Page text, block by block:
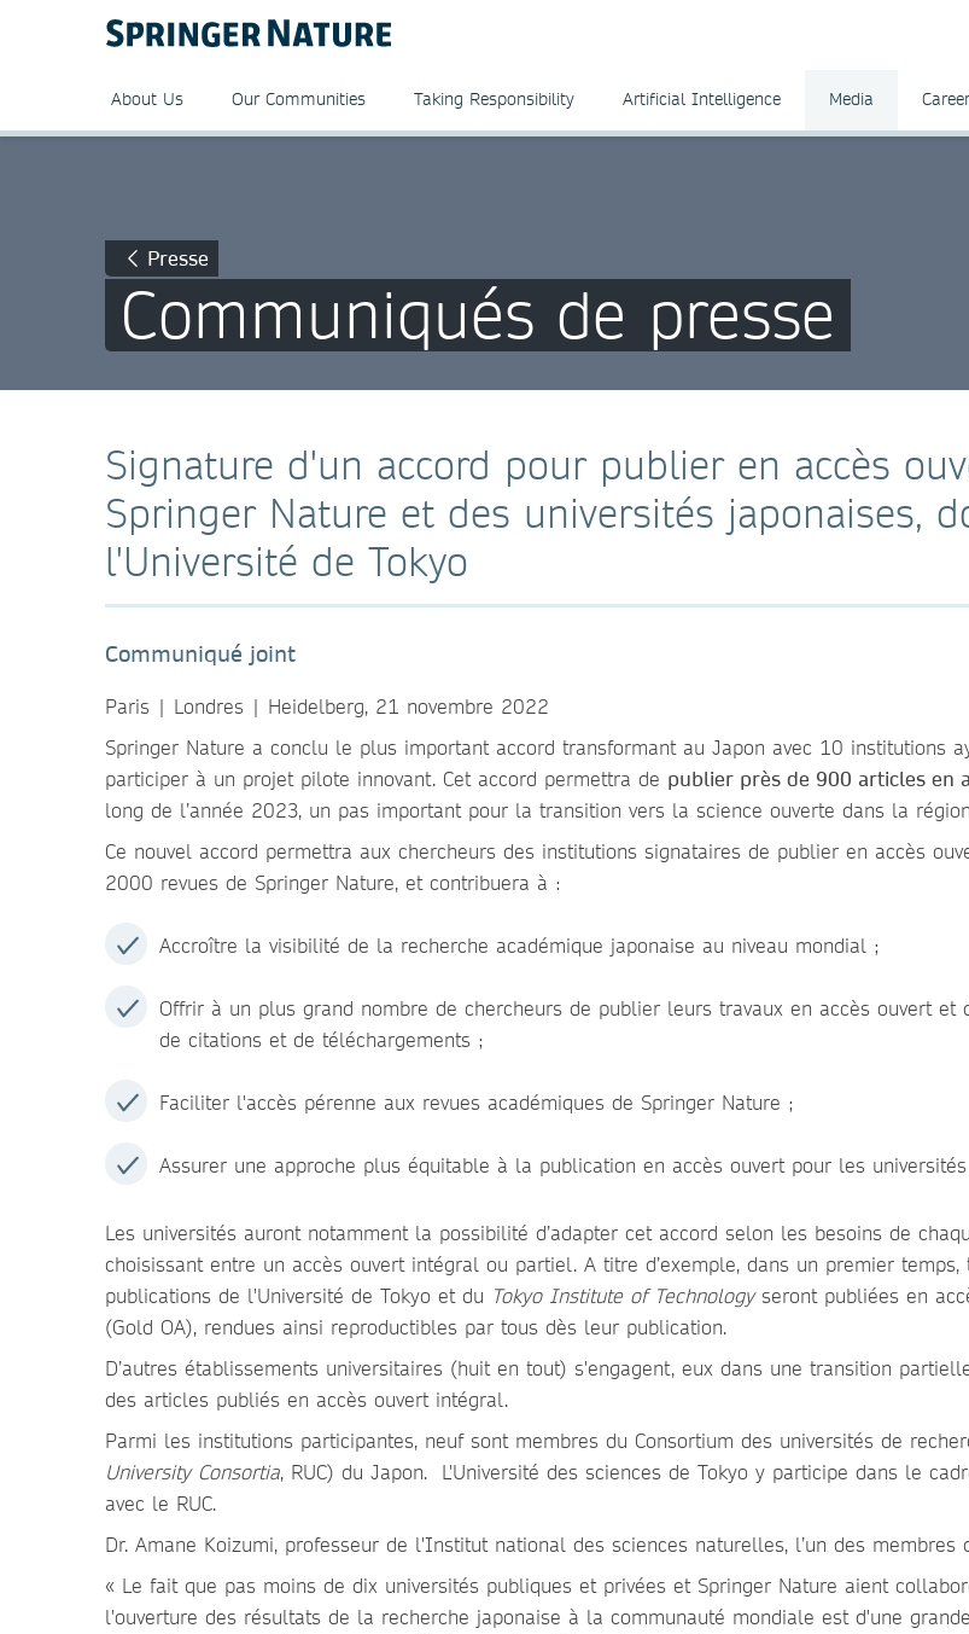
About Us Our Communities Taking Responsibility Artificial Intelligence Media
Presse
Communiqués de presse
Signature d'un accord pour publier en accès
Springer Nature et des universités japonaises,
l'Université de Tokyo
Communiqué joint
Paris | Londres | Heidelberg, 21 novembre 2022
Springer Nature a conclu le plus important accord transformant au Japon avec 10 institutions
participer à un projet pilote innovant. Cet accord permettra de publier près de 900 articles en
long de l’année 2023, un pas important pour la transition vers la science ouverte dans la
Ce nouvel accord permettra aux chercheurs des institutions signataires de publier en accès
2000 revues de Springer Nature, et contribuera à :
Accroître la visibilité de la recherche académique japonaise au niveau mondial ;
Offrir à un plus grand nombre de chercheurs de publier leurs travaux en accès ouvert et
de citations et de téléchargements ;
Faciliter l'accès pérenne aux revues académiques de Springer Nature ;
Assurer une approche plus équitable à la publication en accès ouvert pour les
Les universités auront notamment la possibilité d’adapter cet accord selon les besoins de
choisissant entre un accès ouvert intégral ou partiel. A titre d’exemple, dans un premier temps,
publications de l'Université de Tokyo et du Tokyo Institute of Technologyseront publiées en
(Gold OA), rendues ainsi reproductibles par tous dès leur publication.
D’autres établissements universitaires (huit en tout) s'engagent, eux dans une transition
des articles publiés en accès ouvert intégral.
Parmi les institutions participantes, neuf sont membres du Consortium des universités de
University Consortia, RUC) du Japon. L'Université des sciences de Tokyo y participe dans le
avec le RUC.
Dr. Amane Koizumi, professeur de l'Institut national des sciences naturelles, l’un des membres
« Le fait que pas moins de dix universités publiques et privées et Springer Nature aient
l'ouverture des résultats de la recherche japonaise à la communauté mondiale est d'une